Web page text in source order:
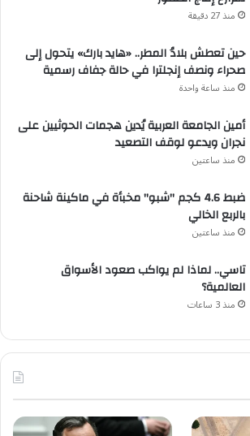
منذ 27 دقيقة
حين تعطش بلادُ المطر.. «هايد بارك» يتحول إلى
صحراء ونصف إنجلترا في حالة جفاف رسمية
منذ ساعة واحدة
أمين الجامعة العربية يُدين هجمات الحوثيين على
نجران ويدعو لوقف التصعيد
منذ ساعتين
ضبط 4.6 كجم "شبو" مخبأة في ماكينة شاحنة
بالربع الخالي
منذ ساعتين
تاسي.. لماذا لم يواكب صعود الأسواق
العالمية؟
منذ 3 ساعات